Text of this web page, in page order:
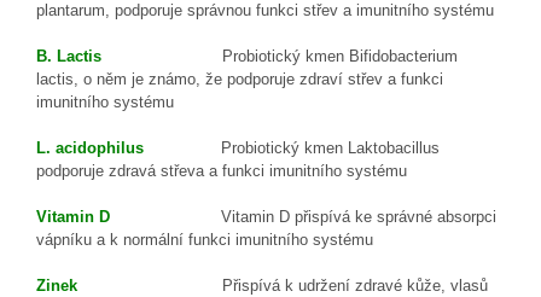
Důkladně rozmíchejte 1 ml (13 kapek) ve sklenici čisté vody, džusu
jídel. Na míchání v nápoji nepoužívejte pipetu! Nemíchejte Hyaluron
N-Medical s alkoholem nebo horkými nápoji.
1. měsíc … 39 kapek (3 ml) 1× denně
3. měsíc … 13 kapek (1 ml) 1× denně
plantarum, podporuje správnou funkci střev a imunitního systému
B. Lactis Probiotický kmen Bifidobacterium
lactis, o něm je známo, že podporuje zdraví střev a funkci
imunitního systému
L. acidophilus Probiotický kmen Laktobacill us
podporuje zdravá střeva a funkci imunitního systému
Vitamin D Vitamin D přispívá ke správné absorpci
vápníku a k normální funkci imunitního systému
Zinek Přispívá k udržení zdravé kůže, vlasů